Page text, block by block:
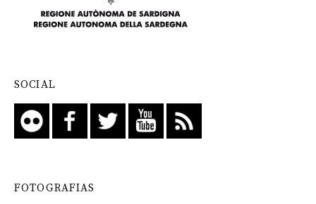
SOCIAL
FOTOGRAFIAS